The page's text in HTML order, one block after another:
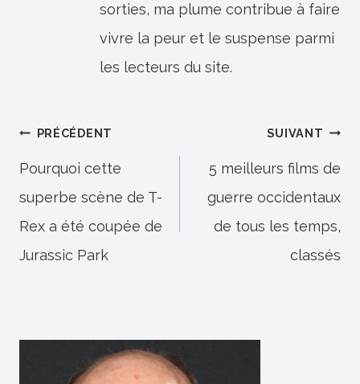
sorties, ma plume contribue à faire
vivre la peur et le suspense parmi
les lecteurs du site.
Navigation
de
l’article
PRÉCÉDENT
Pourquoi cette
superbe scène de T-
Rex a été coupée de
Jurassic Park
SUIVANT
5 meilleurs films de
guerre occidentaux
de tous les temps,
classés